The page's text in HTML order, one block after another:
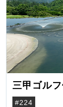
三甲ゴル
#224